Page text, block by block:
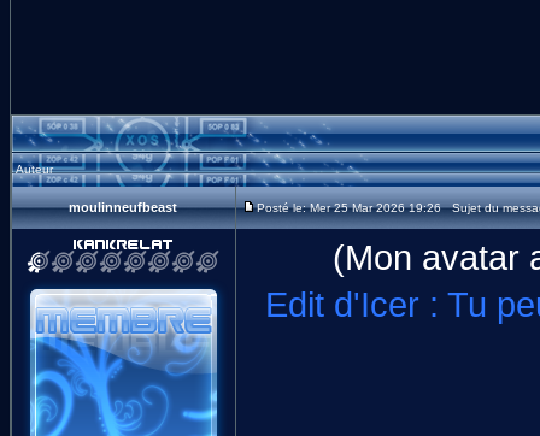
Auteur
moulinneufbeast Posté le: Mer 25 Mar 2026 19:26 Sujet du
(Mon avatar
Edit d'Icer : Tu